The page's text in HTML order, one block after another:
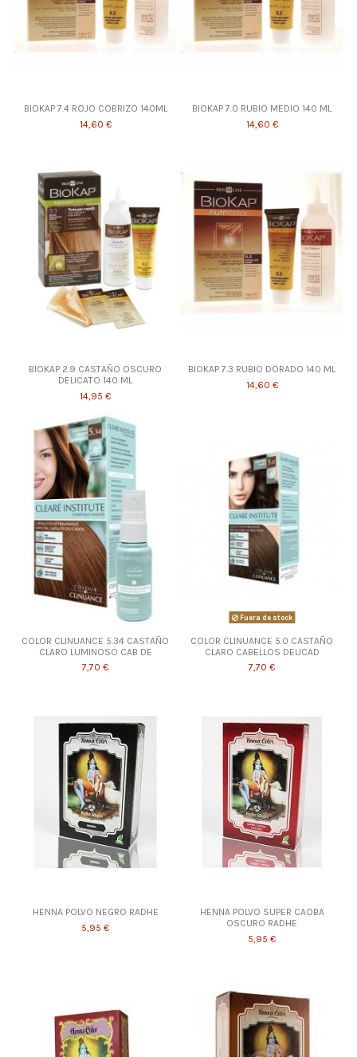
BIOKAP 7.4 ROJO COBRIZO 140ML
14,60 €
BIOKAP 7.0 RUBIO MEDIO 140 ML
14,60 €
BIOKAP 2.9 CASTAÑO OSCURO
DELICATO 140 ML
14,95 €
BIOKAP 7.3 RUBIO DORADO 140 ML
14,60 €
COLOR CLINUANCE 5.34 CASTAÑO
CLARO LUMINOSO CAB DE
7,70 €
Fuera de stock
COLOR CLINUANCE 5.0 CASTAÑO
CLARO CABELLOS DELICAD
7,70 €
HENNA POLVO NEGRO RADHE
5,95 €
HENNA POLVO SUPER CAOBA
OSCURO RADHE
5,95 €